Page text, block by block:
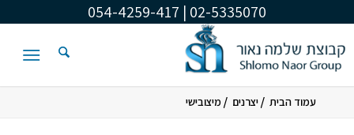
02-5335070 | 054-4259-417
עמוד הבית /יצרנים /מיצובישי